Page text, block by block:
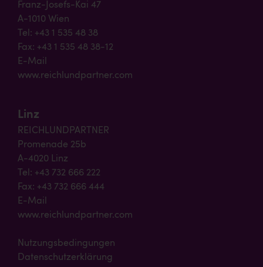
Franz-Josefs-Kai 47
A-1010 Wien
Tel: +43 1 535 48 38
Fax: +43 1 535 48 38-12
E-Mail
www.reichlundpartner.com
Linz
REICHLUNDPARTNER
Promenade 25b
A-4020 Linz
Tel: +43 732 666 222
Fax: +43 732 666 444
E-Mail
www.reichlundpartner.com
Nutzungsbedingungen
Datenschutzerklärung